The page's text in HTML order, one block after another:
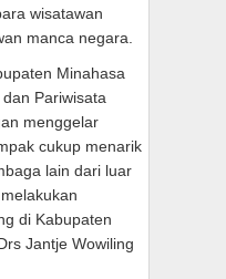
wisatawan
manca negara.
Minahasa
Pariwisata
menggelar
cukup menarik
lain dari luar
di Kabupaten
Jantje Wowiling